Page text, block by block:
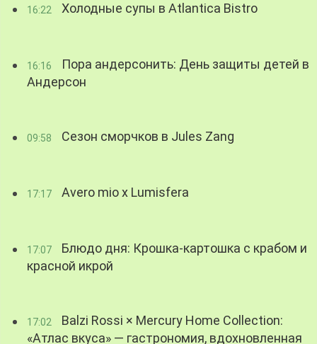
16:22 Холодные супы в Atlantica Bistro
16:16
Пора андерсонить: День защиты детей в
Андерсон
09:58 Сезон сморчков в Jules Zang
17:17 Avero mio x Lumisfera
17:07
Блюдо дня: Крошка-картошка с крабом и
красной икрой
17:02
Balzi Rossi × Mercury Home Collection:
«Атлас вкуса» — гастрономия, вдохновленная